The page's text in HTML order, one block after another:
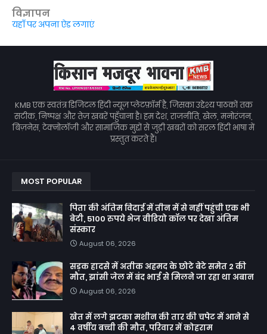
विज्ञापन
यहाँ पर अपना ऐड लगाएं
KMB एक स्वतंत्र डिजिटल हिंदी न्यूज़ प्लेटफ़ॉर्म है, जिसका उद्देश्य पाठकों तक
सटीक, निष्पक्ष और तेज़ खबरें पहुँचाना है। हम देश, राजनीति, खेल, मनोरंजन,
बिज़नेस, टेक्नोलॉजी और सामाजिक मुद्दों से जुड़ी खबरों को सरल हिंदी भाषा में
प्रस्तुत करते हैं।
MOST POPULAR
पिता की अंतिम विदाई में तीन में से नहीं पहुंची एक भी
बेटी, 5100 रुपये भेज वीडियो कॉल पर देखा अंतिम
संस्कार
August 06, 2026
सड़क हादसे में अतीक अहमद के छोटे बेटे समेत 2 की
मौत, झांसी जेल में बंद भाई से मिलने जा रहा था अबान
August 06, 2026
खेत में लगे झटका मशीन की तार की चपेट में आने से
4 वर्षीय बच्ची की मौत, परिवार में कोहराम